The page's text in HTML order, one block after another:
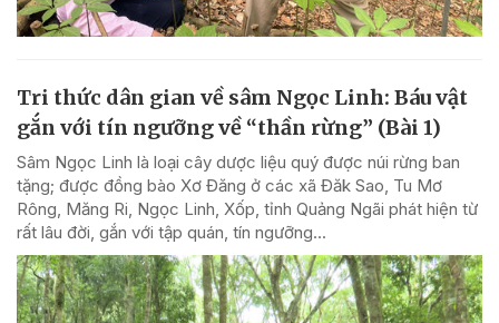
Tri thức dân gian về sâm Ngọc Linh: Báu vật
gắn với tín ngưỡng về “thần rừng” (Bài 1)
Sâm Ngọc Linh là loại cây dược liệu quý được núi rừng ban
tặng; được đồng bào Xơ Đăng ở các xã Đăk Sao, Tu Mơ
Rông, Măng Ri, Ngọc Linh, Xốp, tỉnh Quảng Ngãi phát hiện từ
rất lâu đời, gắn với tập quán, tín ngưỡng...